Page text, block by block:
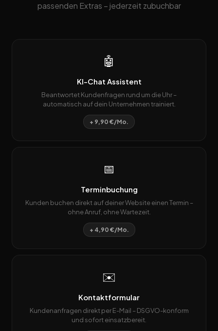
passenden Extras – jederzeit zubuchbar
🤖
KI-Chat Assistent
Beantwortet Kundenfragen rund um die Uhr –
automatisch auf dein Unternehmen trainiert.
+ 9,90 €/Mo.
📅
Terminbuchung
Kunden buchen direkt auf deiner Website einen Termin –
ohne Anruf, ohne Wartezeit.
+ 4,90 €/Mo.
✉️
Kontaktformular
Kundenanfragen direkt per E-Mail – DSGVO-konform
und sofort einsatzbereit.